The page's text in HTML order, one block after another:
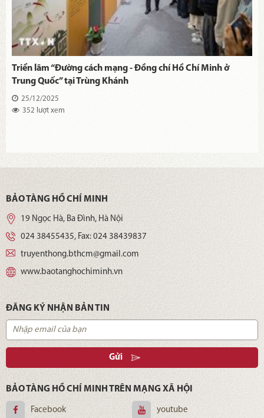
Triển lãm “Đường cách mạng - Đồng chí Hồ Chí Minh ở
Trung Quốc” tại Trùng Khánh
25/12/2025
352 lượt xem
BẢO TÀNG HỒ CHÍ MINH
19 Ngọc Hà, Ba Đình, Hà Nội
024 38455435, Fax: 024 38439837
truyenthong.bthcm@gmail.com
www.baotanghochiminh.vn
ĐĂNG KÝ NHẬN BẢN TIN
Gửi
BẢO TÀNG HỒ CHÍ MINH TRÊN MẠNG XÃ HỘI
Facebook youtube